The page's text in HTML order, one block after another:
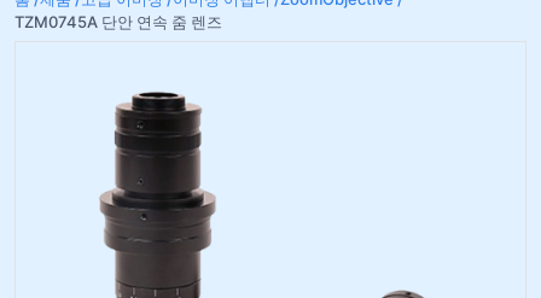
TZM0745A 단안 연속 줌 렌즈